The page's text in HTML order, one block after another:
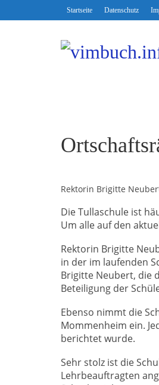
Startseite Datenschutz
Rektorin Brigitte
Die Tullaschule ist
Um alle auf den
Rektorin Brigitte
in der im laufenden
Brigitte Neubert, die
Beteiligung der
Ebenso nimmt die
Mommenheim ein.
berichtet wurde.
Sehr stolz ist die
Lehrbeauftragten